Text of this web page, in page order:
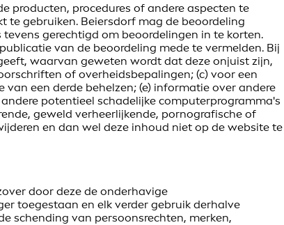
producten, procedures of andere aspecten te
te gebruiken. Beiersdorf mag de beoordeling
gerechtigd om beoordelingen in te korten.
van de beoordeling mede te vermelden. Bij
waarvan geweten wordt dat deze onjuist zijn,
of overheidsbepalingen; (c) voor een
een derde behelzen; (e) informatie over andere
potentieel schadelijke computerprogramma's
geweld verheerlijkende, pornografische of
en dan wel deze inhoud niet op de website te
door deze de onderhavige
toegestaan en elk verder gebruik derhalve
schending van persoonsrechten, merken,